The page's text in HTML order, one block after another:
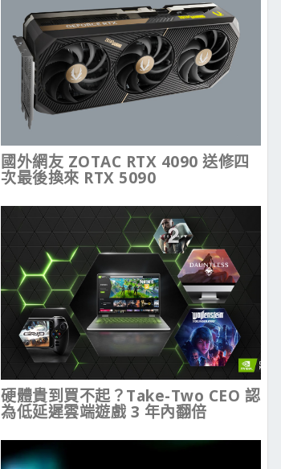
國外網友 ZOTAC RTX 4090 送修四
次最後換來 RTX 5090
硬體貴到買不起？Take-Two CEO 認
為低延遲雲端遊戲 3 年內翻倍